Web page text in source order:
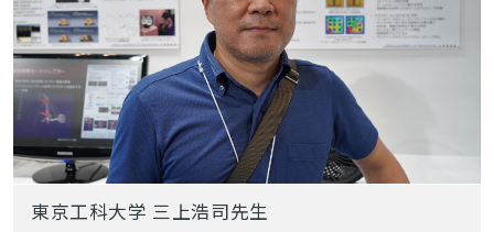
東京工科大学 三上浩司先生